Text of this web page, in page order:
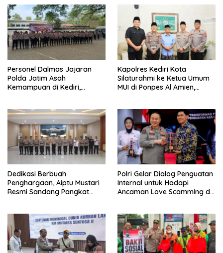
Personel Dalmas Jajaran
Polda Jatim Asah
Kemampuan di Kediri,
Kamtibmas
Kapolres Kediri Kota
Silaturahmi ke Ketua Umum
MUI di Ponpes Al Amien,
Dedikasi Berbuah
Penghargaan, Aiptu Mustari
Resmi Sandang Pangkat
Polri Gelar Dialog Penguatan
Internal untuk Hadapi
Ancaman Love Scamming di